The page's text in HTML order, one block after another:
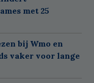
met 25
bij Wmo en
vaker voor lange